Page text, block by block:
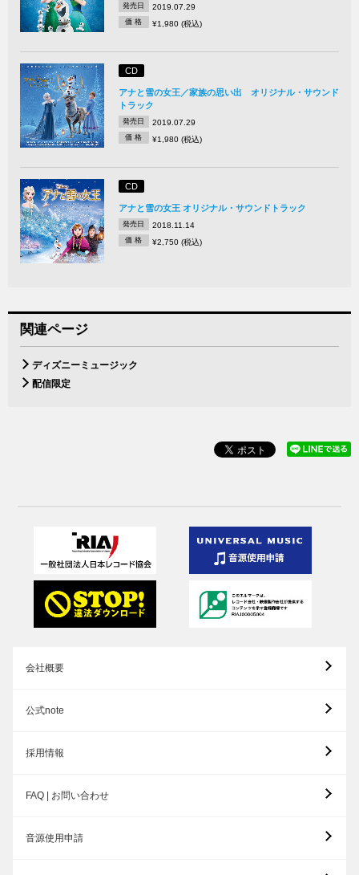
発売日 2019.07.29
価 格 ¥1,980 (税込)
CD
アナと雪の女王／家族の思い出 オリジナル・サウンド
トラック
発売日 2019.07.29
価 格 ¥1,980 (税込)
CD
アナと雪の女王 オリジナル・サウンドトラック
発売日 2018.11.14
価 格 ¥2,750 (税込)
関連ページ
ディズニーミュージック
配信限定
会社概要
公式note
採用情報
FAQ | お問い合わせ
音源使用申請